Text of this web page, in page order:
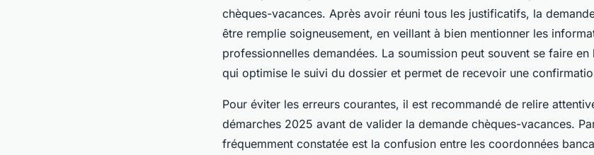
chèques-vacances. Après avoir réuni tous les justificatifs, la
être remplie soigneusement, en veillant à bien mentionner les
professionnelles demandées. La soumission peut souvent se faire
qui optimise le suivi du dossier et permet de recevoir une
Pour éviter les erreurs courantes, il est recommandé de relire
démarches 2025 avant de valider la demande chèques-vacances.
fréquemment constatée est la confusion entre les coordonnées